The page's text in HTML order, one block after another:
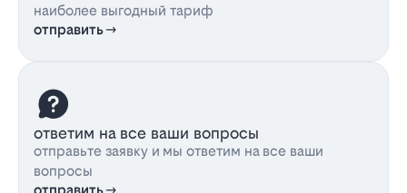
наиболее выгодный тариф
отправить
ответим на все ваши вопросы
отправьте заявку и мы ответим на все ваши
вопросы